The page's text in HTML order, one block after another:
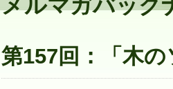
メルマガバック
第157回：「木